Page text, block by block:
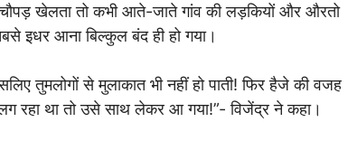
खेलता तो कभी आते-जाते गांव की लड़कियों और औरतो
इधर आना बिल्कुल बंद ही हो गया।
तुमलोगों से मुलाकात भी नहीं हो पाती! फिर हैजे की वजह
रहा था तो उसे साथ लेकर आ गया!”- विजेंद्र ने कहा।